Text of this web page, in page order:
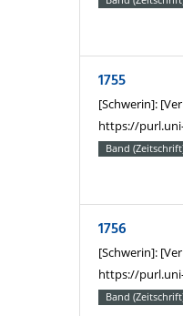
1755
[Schwerin]:
https://
Band
1756
[Schwerin]:
https://
Band